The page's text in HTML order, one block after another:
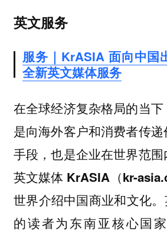
英文服务
服务｜KrASIA 面向中国
全新英文媒体服务
在全球经济复杂格局的当
是向海外客户和消费者传
手段，也是企业在世界范围
英文媒体 KrASIA（kr-
世界介绍中国商业和文化。
的读者为东南亚核心国家